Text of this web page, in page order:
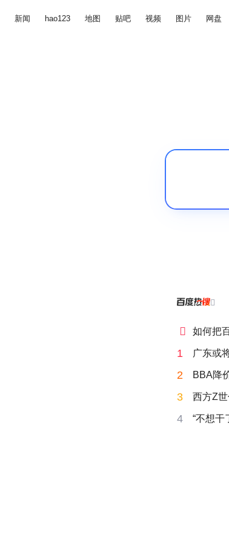
新闻 hao123 地图 贴吧 视频 图片 网盘

 如何把
1 广东或
2 BBA降
3 西方Z世
4 “不想干